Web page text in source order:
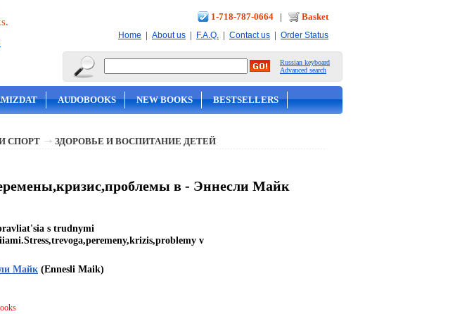
1-718-787-0664 | Basket
Home | About us | F.A.Q. | Contact us | Order Status
Russian keyboard
Advanced search
AUDOBOOKS NEW BOOKS BESTSELLERS
СПОРТ ЗДОРОВЬЕ И ВОСПИТАНИЕ ДЕТЕЙ
в - Эннесли Майк
s trudnymi
v
Майк (Ennesli Maik)